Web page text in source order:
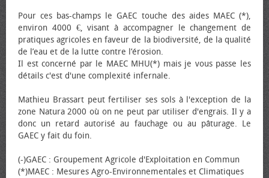
Pour ces bas-champs le GAEC touche des aides MAEC (*),
environ 4000 €, visant à accompagner le changement de
pratiques agricoles en faveur de la biodiversité, de la qualité
de l’eau et de la lutte contre l’érosion.
Il est concerné par le MAEC MHU(*) mais je vous passe les
détails c'est d'une complexité infernale.
Mathieu Brassart peut fertiliser ses sols à l'exception de la
zone Natura 2000 où on ne peut par utiliser d'engrais. Il y a
donc un retard autorisé au fauchage ou au pâturage. Le
GAEC y fait du foin.
(-)GAEC : Groupement Agricole d'Exploitation en Commun
(*)MAEC : Mesures Agro-Environnementales et Climatiques